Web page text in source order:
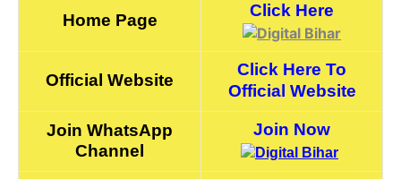
Home Page
Click Here
Official Website
Click Here To
Official Website
Join WhatsApp
Channel
Join Now